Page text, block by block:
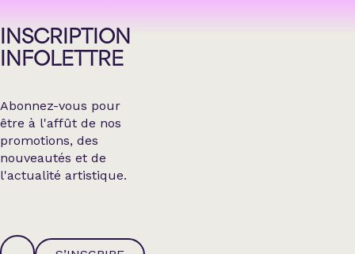
INSCRIPTION
INFOLETTRE
Abonnez-vous pour
être à l'affût de nos
promotions, des
nouveautés et de
l'actualité artistique.